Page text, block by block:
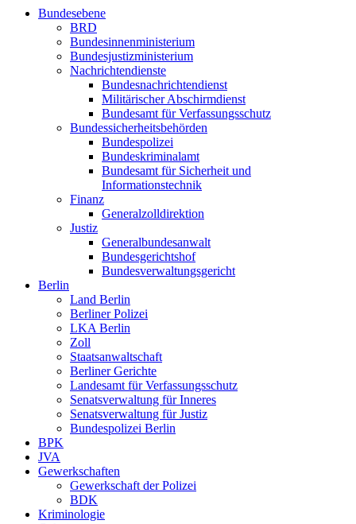
Bundesebene
BRD
Bundesinnenministerium
Bundesjustizministerium
Nachrichtendienste
Bundesnachrichtendienst
Militärischer Abschirmdienst
Bundesamt für Verfassungsschutz
Bundessicherheitsbehörden
Bundespolizei
Bundeskriminalamt
Bundesamt für Sicherheit und
Informationstechnik
Finanz
Generalzolldirektion
Justiz
Generalbundesanwalt
Bundesgerichtshof
Bundesverwaltungsgericht
Berlin
Land Berlin
Berliner Polizei
LKA Berlin
Zoll
Staatsanwaltschaft
Berliner Gerichte
Landesamt für Verfassungsschutz
Senatsverwaltung für Inneres
Senatsverwaltung für Justiz
Bundespolizei Berlin
BPK
JVA
Gewerkschaften
Gewerkschaft der Polizei
BDK
Kriminologie